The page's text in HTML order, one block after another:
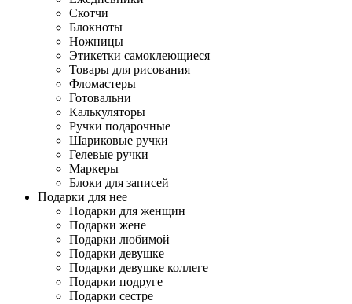
Скотчи
Блокноты
Ножницы
Этикетки самоклеющиеся
Товары для рисования
Фломастеры
Готовальни
Калькуляторы
Ручки подарочные
Шариковые ручки
Гелевые ручки
Маркеры
Блоки для записей
Подарки для нее
Подарки для женщин
Подарки жене
Подарки любимой
Подарки девушке
Подарки девушке коллеге
Подарки подруге
Подарки сестре